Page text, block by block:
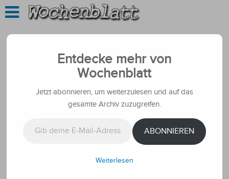
Entdecke mehr von
Wochenblatt
Jetzt abonnieren, um weiterzulesen und auf das
gesamte Archiv zuzugreifen.
ABONNIEREN
Weiterlesen